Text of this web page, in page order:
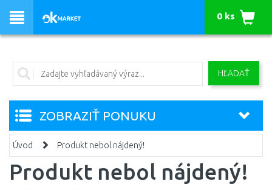
HĽADAŤ
0 ks
ZOBRAZIŤ PONUKU
Úvod Produkt nebol nájdený!
Produkt nebol nájdený!